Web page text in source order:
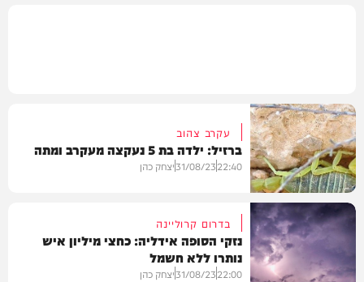
חדשות
עקרב צהוב
ברזיל: ילדה בת 5 נעקצה מעקרב ומתה
22:40
31/08/23יצחק כהן
בדרום קרוליינה
נזקי הסופה אידליה: כחצי מיליון איש
נותרו ללא חשמל
22:00
31/08/23יצחק כהן